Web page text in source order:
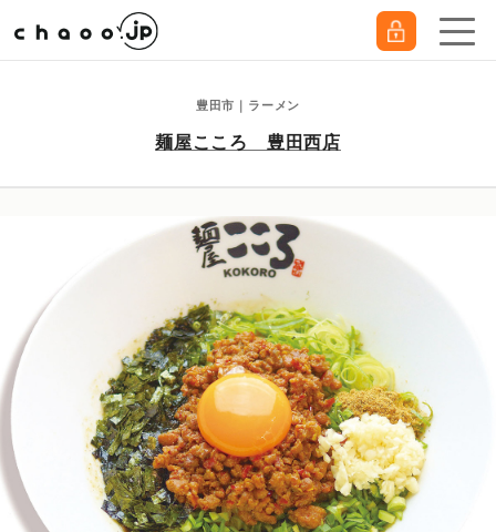
豊田市｜ラーメン
麺屋こころ 豊田西店